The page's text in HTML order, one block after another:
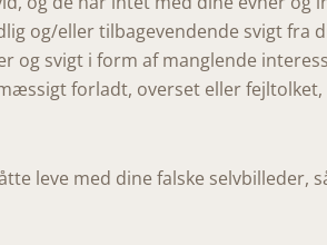
og/eller tilbagevendende svigt fra
og svigt i form af manglende
forladt, overset eller
leve med dine falske selvbilleder,